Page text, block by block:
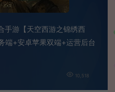
手游【天空西游之锦绣西
端+安卓苹果双端+运营后台
10,518